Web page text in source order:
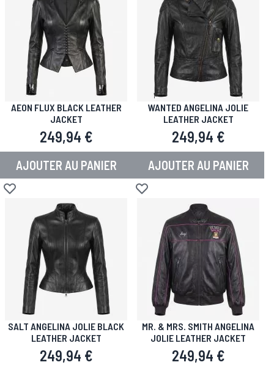
AEON FLUX BLACK LEATHER
JACKET
249,94 €
AJOUTER AU PANIER
Ajouter à la liste d'achats
WANTED ANGELINA JOLIE
LEATHER JACKET
249,94 €
AJOUTER AU PANIER
Ajouter à la liste d'achats
SALT ANGELINA JOLIE BLACK
LEATHER JACKET
249,94 €
MR. & MRS. SMITH ANGELINA
JOLIE LEATHER JACKET
249,94 €